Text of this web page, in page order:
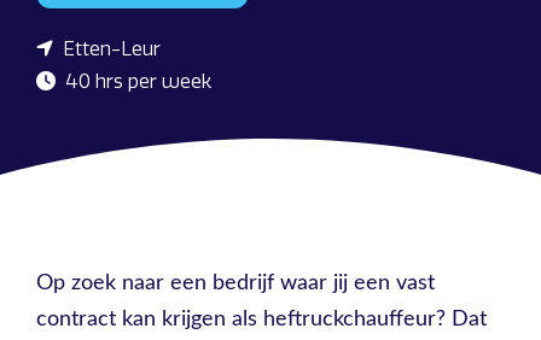
Etten-Leur
40 hrs per week
Op zoek naar een bedrijf waar jij een vast
contract kan krijgen als heftruckchauffeur? Dat